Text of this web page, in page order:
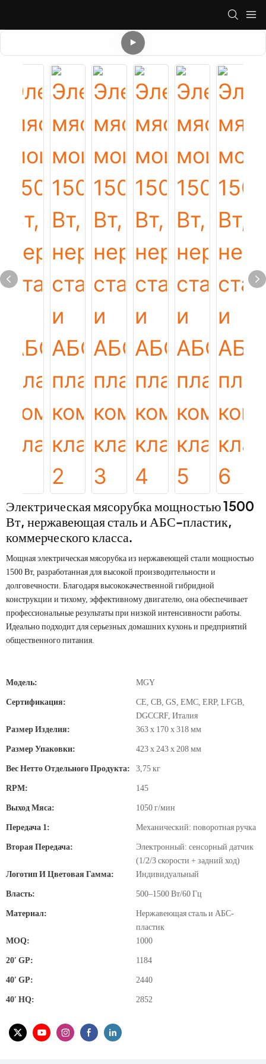
Электрическая мясорубка мощностью 1500
Вт, нержавеющая сталь и АБС-пластик,
коммерческого класса.
Мощная электрическая мясорубка из нержавеющей стали мощностью
1500 Вт, разработанная для высокой производительности и
долговечности. Благодаря высококачественной гибридной
конструкции и тихому, эффективному двигателю, она обеспечивает
профессиональные результаты при низкой интенсивности работы.
Идеально подходит для серьезных домашних кухонь и предприятий
общественного питания.
Модель: MGY
Сертификация:
CE, CB, GS, EMC, ERP, LFGB,
DGCCRF, Италия
Размер Изделия:
363 x 170 x 318 мм
Размер Упаковки: 423 x 243 x 208 мм
Вес Нетто Отдельного Продукта: 3,75 кг
RPM: 145
Выход Мяса: 1050 г/мин
Передача 1: Механический: поворотная ручка
Вторая Передача:
Электронный: сенсорный датчик
(1/2/3 скорости + задний ход)
Логотип И Цветовая Гамма:
Индивидуальный
Власть: 500–1500 Вт/60 Гц
Материал:
Нержавеющая сталь и АБС-
пластик
MOQ:
1000
20′ GP: 1184
40′ GP: 2440
40′ HQ: 2852